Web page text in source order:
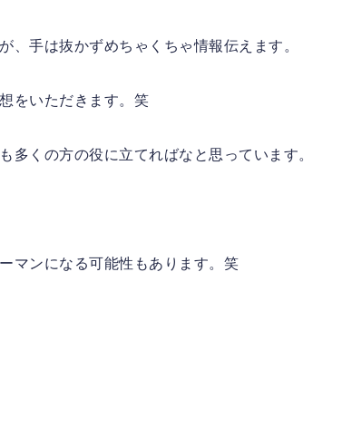
、手は抜かずめちゃくちゃ情報伝えます。
をいただきます。笑
多くの方の役に立てればなと思っています。
マンになる可能性もあります。笑